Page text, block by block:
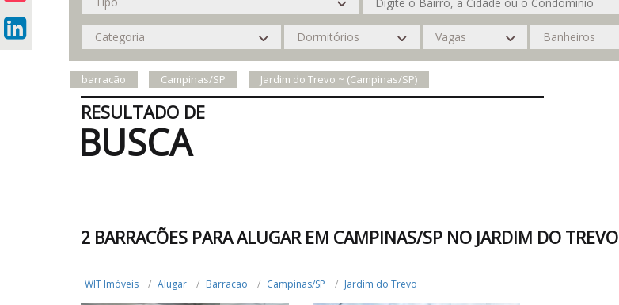
barracão Campinas/SP Jardim do Trevo ~ (Campinas/SP)
RESULTADO DE
BUSCA
2 BARRACÕES PARA ALUGAR EM CAMPINAS/SP NO JARDIM DO TREVO
WIT Imóveis Alugar Barracao Campinas/SP Jardim do Trevo